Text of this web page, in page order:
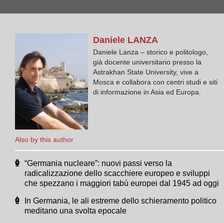
Also by this author
Daniele LANZA
Daniele Lanza – storico e politologo,
già docente universitario presso la
Astrakhan State University, vive a
Mosca e collabora con centri studi e siti
di informazione in Asia ed Europa.
“Germania nucleare”: nuovi passi verso la
radicalizzazione dello scacchiere europeo e sviluppi
che spezzano i maggiori tabù europei dal 1945 ad oggi
In Germania, le ali estreme dello schieramento politico
meditano una svolta epocale